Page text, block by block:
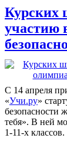
Курских
участию
С 14 апреля
«Учи.ру»
безопасности
тебя». В ней
1-11-х классов.